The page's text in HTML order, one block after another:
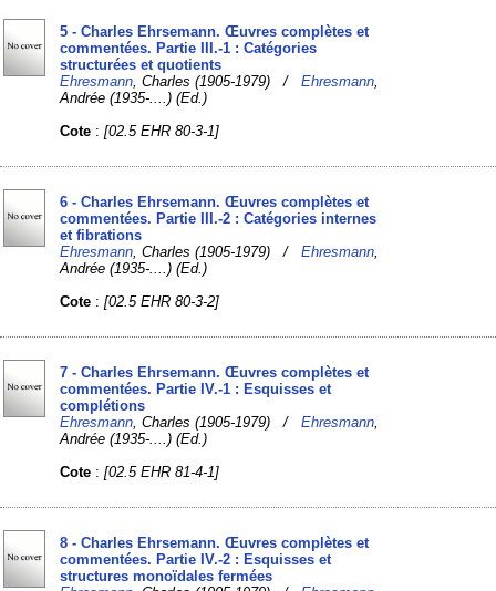
5 - Charles Ehrsemann. Œuvres complètes et
commentées. Partie III.-1 : Catégories
structurées et quotients
Ehresmann , Charles (1905-1979) /Ehresmann
Andrée (1935-....) (Ed.)
Cote :[02.5 EHR 80-3-1]
6 - Charles Ehrsemann. Œuvres complètes et
commentées. Partie III.-2 : Catégories internes
et fibrations
Ehresmann , Charles (1905-1979) /Ehresmann
Andrée (1935-....) (Ed.)
Cote :[02.5 EHR 80-3-2]
7 - Charles Ehrsemann. Œuvres complètes et
commentées. Partie IV.-1 : Esquisses et
complétions
Ehresmann , Charles (1905-1979) /Ehresmann
Andrée (1935-....) (Ed.)
Cote :[02.5 EHR 81-4-1]
8 - Charles Ehrsemann. Œuvres complètes et
commentées. Partie IV.-2 : Esquisses et
structures monoïdales fermées